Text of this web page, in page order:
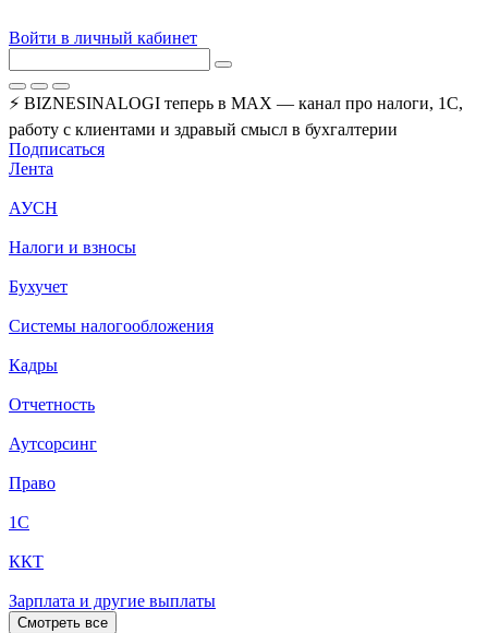
Войти в личный кабинет
⚡ BIZNESINALOGI теперь в MAX — канал про налоги, 1С,
работу с клиентами и здравый смысл в бухгалтерии
Подписаться
Лента
АУСН
Налоги и взносы
Бухучет
Системы налогообложения
Кадры
Отчетность
Аутсорсинг
Право
1С
ККТ
Зарплата и другие выплаты
Смотреть все